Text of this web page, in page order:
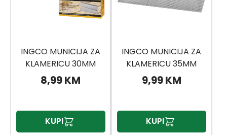
INGCO MUNICIJA ZA
KLAMERICU 30MM
ANA18301 INGCO
8,99 KM
KUPI
INGCO MUNICIJA ZA
KLAMERICU 35MM
ANA18351 INGCO
9,99 KM
KUPI